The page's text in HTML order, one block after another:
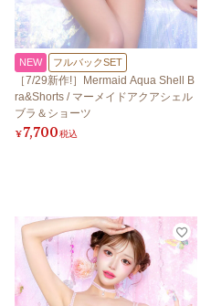
NEW フルバックSET
［7/29新作!］Mermaid Aqua Shell B
ra&Shorts / マーメイドアクアシェル
ブラ＆ショーツ
¥7,700税込